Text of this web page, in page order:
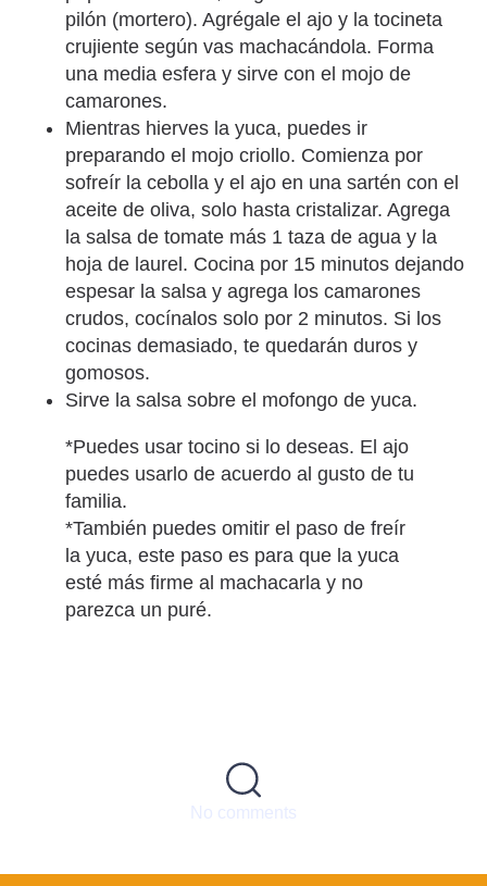
pilón (mortero). Agrégale el ajo y la tocineta
crujiente según vas machacándola. Forma
una media esfera y sirve con el mojo de
camarones.
Mientras hierves la yuca, puedes ir
preparando el mojo criollo. Comienza por
sofreír la cebolla y el ajo en una sartén con el
aceite de oliva, solo hasta cristalizar. Agrega
la salsa de tomate más 1 taza de agua y la
hoja de laurel. Cocina por 15 minutos dejando
espesar la salsa y agrega los camarones
crudos, cocínalos solo por 2 minutos. Si los
cocinas demasiado, te quedarán duros y
gomosos.
Sirve la salsa sobre el mofongo de yuca.
*Puedes usar tocino si lo deseas. El ajo
puedes usarlo de acuerdo al gusto de tu
familia.
*También puedes omitir el paso de freír
la yuca, este paso es para que la yuca
esté más firme al machacarla y no
parezca un puré.
No comments